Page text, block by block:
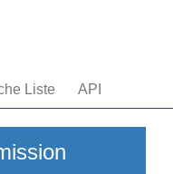
Liste API